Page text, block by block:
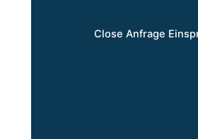
Close Anfrage